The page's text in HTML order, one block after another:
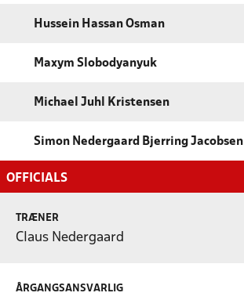
Hussein Hassan Osman
Maxym Slobodyanyuk
Michael Juhl Kristensen
Simon Nedergaard Bjerring Jacobsen
OFFICIALS
TRÆNER
Claus Nedergaard
ÅRGANGSANSVARLIG